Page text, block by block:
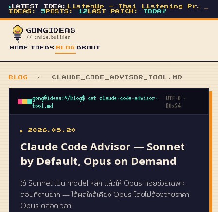
▶ LATEST IDEA: ListenUp — Thai Listening Practice for Kids
IDEAS: 5 POSTS: 12 LAST PATCH: TODAY
GONGIDEAS
// indie.builder
HOME IDEAS BLOG ABOUT
BLOG / CLAUDE_CODE_ADVISOR_TOOL.MD
gong@ideas:~/blog$ cat claude-code-advisor-
tool.md
UTF-8 ·
80x24
▶ 2026.05.20
Claude Code Advisor — Sonnet
by Default, Opus on Demand
ใช้ Sonnet เป็น model หลัก แล้วให้ Opus คอยช่วยเฉพาะ
ตอนที่งานยาก — ได้ผลใกล้เคียง Opus โดยไม่ต้องจ่ายราคา
Opus ตลอดเวลา